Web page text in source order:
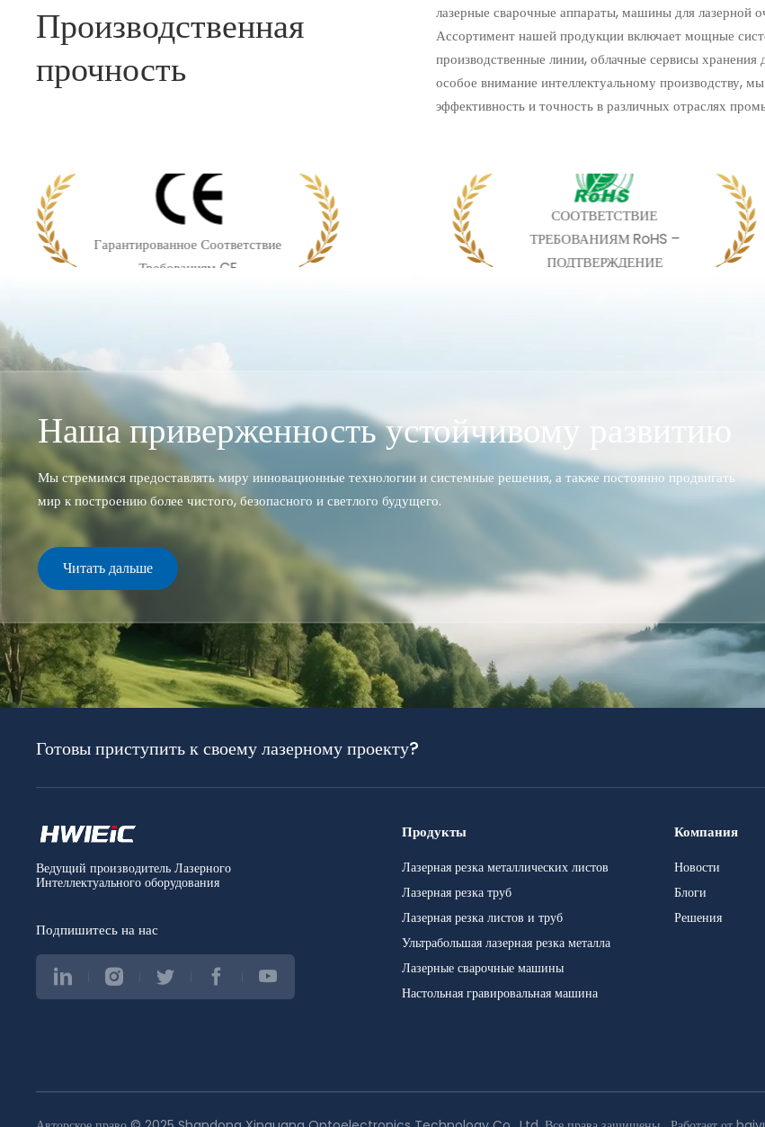
Производственная
прочность
лазерные сварочные аппараты, машины для лазерной
Ассортимент нашей продукции включает мощные
производственные линии, облачные сервисы
особое внимание интеллектуальному производству,
эффективность и точность в различных отраслях
Гарантированное Соответствие
Требованиям CE
СООТВЕТСТВИЕ
ТРЕБОВАНИЯМ RoHS –
ПОДТВЕРЖДЕНИЕ
Наша приверженность устойчивому развитию
Мы стремимся предоставлять миру инновационные технологии и системные решения, а также постоянно продвигать
мир к построению более чистого, безопасного и светлого будущего.
Читать дальше
Готовы приступить к своему лазерному проекту?
Ведущий производитель Лазерного
Интеллектуального оборудования
Подпишитесь на нас
Продукты
Лазерная резка металлических листов
Лазерная резка труб
Лазерная резка листов и труб
Ультрабольшая лазерная резка металла
Лазерные сварочные машины
Настольная гравировальная машина
Компания
Новости
Блоги
Решения